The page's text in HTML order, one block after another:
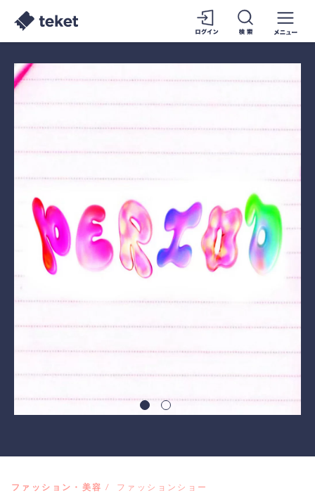
ファッション・美容 ファッションショー